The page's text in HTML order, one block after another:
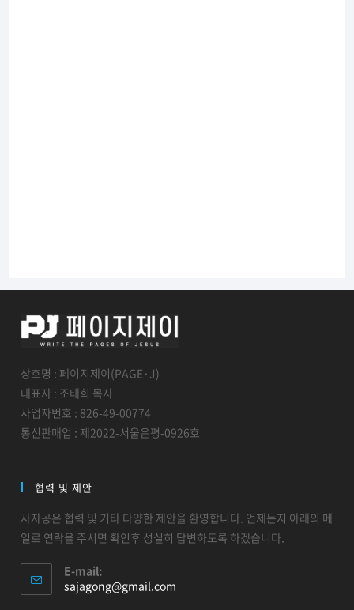
상호명 : 페이지제이(PAGE·J)
대표자 : 조태희 목사
사업자번호 : 826-49-00774
통신판매업 : 제2022-서울은평-0926호
협력 및 제안
사자공은 협력 및 기타 다양한 제안을 환영합니다. 언제든지 아래의 메
일로 연락을 주시면 확인후 성실히 답변하도록 하겠습니다.
E-mail:
sajagong@gmail.com